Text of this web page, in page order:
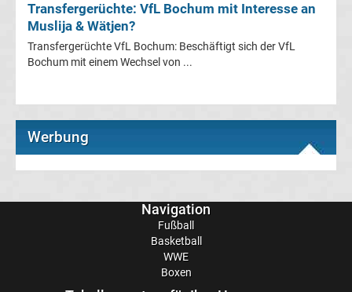
Eintracht
Frankfurt
Energie
Cottbus
Transfergerüchte: VfL Bochum mit Interesse an
Muslija & Wätjen?
Transfergerüchte VfL Bochum: Beschäftigt sich der VfL
Bochum mit einem Wechsel von ...
Werbung
Navigation
Fußball
Basketball
WWE
Boxen